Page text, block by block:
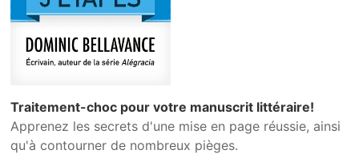
Traitement-choc pour votre manuscrit littéraire!
Apprenez les secrets d'une mise en page réussie, ainsi
qu'à contourner de nombreux pièges.